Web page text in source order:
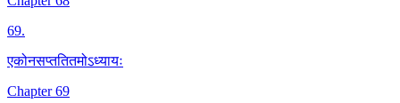
69.
एकोनसप्ततितमोऽध्यायः
Chapter 69